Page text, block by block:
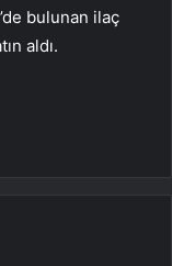
bulunan ilaç
aldı.